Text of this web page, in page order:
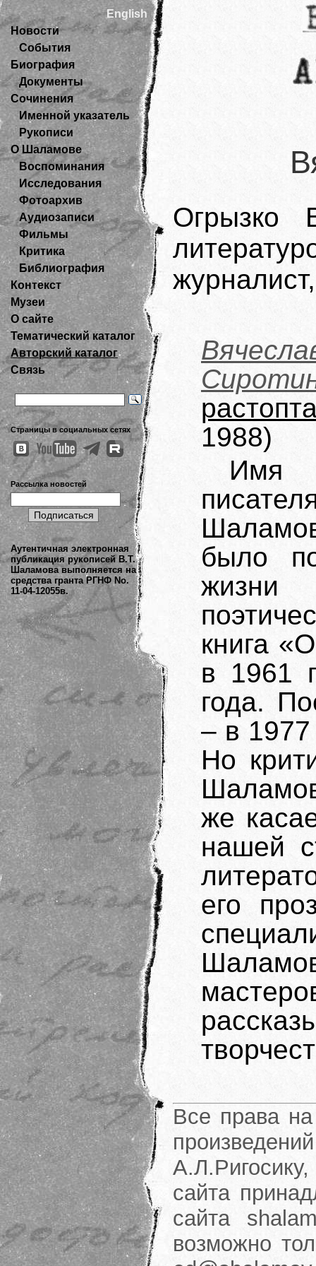
English
Новости
События
Биография
Документы
Сочинения
Именной указатель
Рукописи
О Шаламове
Воспоминания
Исследования
Фотоархив
Аудиозаписи
Фильмы
Критика
Библиография
Контекст
Музеи
О сайте
Тематический каталог
Авторский каталог
Связь
Страницы в социальных сетях
Рассылка новостей
Аутентичная электронная
публикация рукописей В.Т.
Шаламова выполняется на
средства гранта РГНФ No.
11-04-12055в.
Огрызко
1988)
Имя
было
книга
в 1961
года.
– в 1977
Но
же
нашей
его
Все права на
сайта
сайта
возможно